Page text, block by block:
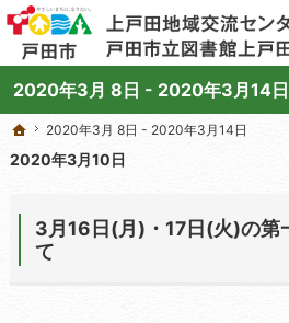
2020年3月 8日 - 2020年3月14日
学びと交流のプラットフォーム。地域の講座や施設をご案
上戸田地域交流センターや戸田市立図書館上戸田分館の総
ホーム
2020年3月 8日 - 2020年3月14日
2020年3月10日
3月16日(月)・17日(火)の第
て
ホーム
2020年3月 8日 - 2020年3月14日